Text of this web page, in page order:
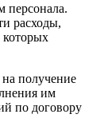
персонала.
расходы,
которых
на получение
им
по договору